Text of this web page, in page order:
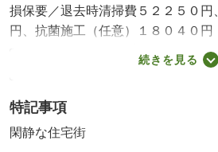
損保要／退去時清掃費５２２５０円
円、抗菌施工（任意）１８０４０
５５０円／月、更新手数料１６５０
保証会社利用必：保証料：７７３９
／仲介手数料不要／バストイレ別／
／フローリング／ＴＶインターホン
続きを見る
特記事項
閑静な住宅街